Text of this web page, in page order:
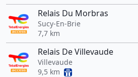
Relais Du Morbras
Sucy-En-Brie
7,7 km
Relais De Villevaude
Villevaude
9,5 km